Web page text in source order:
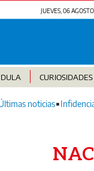
JUEVES, 06
CURIOSIDADES
noticias